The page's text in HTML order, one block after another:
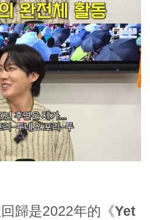
回歸是2022年的 《Yet